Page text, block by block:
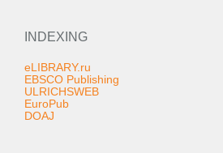
INDEXING
eLIBRARY.ru
EBSCO Publishing
ULRICHSWEB
EuroPub
DOAJ